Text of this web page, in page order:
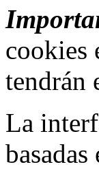
cookies
tendrán
La